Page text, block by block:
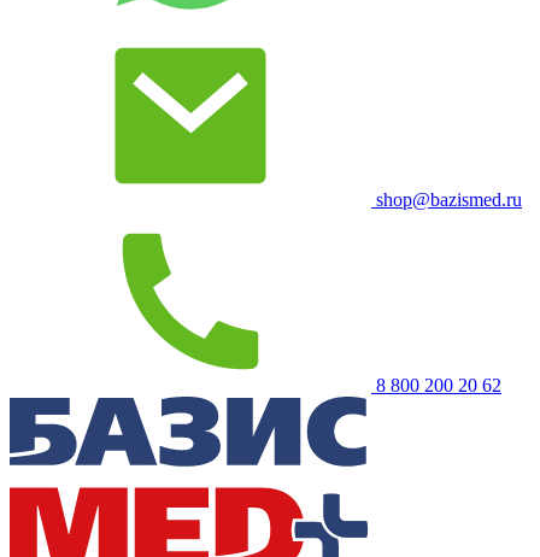
shop@bazismed.ru
8 800 200 20 62